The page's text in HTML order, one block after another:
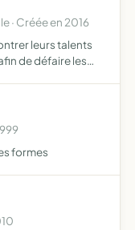
· Créée en 2016
leurs talents
de défaire les
formes